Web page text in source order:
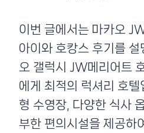
이번 글에서는 마카오
아이와 호캉스 후기를
오 갤럭시 JW메리어트
에게 최적의 럭셔리 호텔
형 수영장, 다양한 식사
부한 편의시설을 제공하